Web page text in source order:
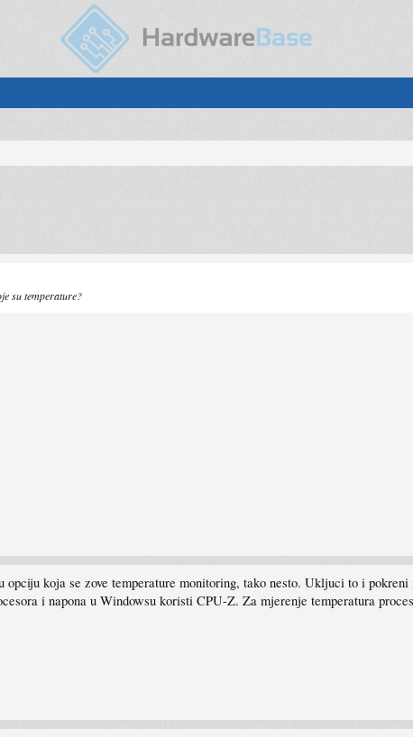
su temperature?
koja se zove temperature monitoring, tako nesto. Ukljuci to i
i napona u Windowsu koristi CPU-Z. Za mjerenje temperatura